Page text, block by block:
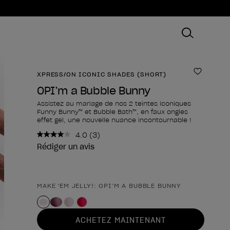
XPRESS/ON ICONIC SHADES (SHORT)
OPI’m a Bubble Bunny
Assistez au mariage de nos 2 teintes iconiques
Funny Bunny™ et Bubble Bath™, en faux ongles
effet gel, une nouvelle nuance incontournable !
4.0 Lire
3
même
(3)
Rédiger un avis
Forme du produit
MAKE 'EM JELLY!: OPI’M A BUBBLE BUNNY
ACHETEZ MAINTENANT